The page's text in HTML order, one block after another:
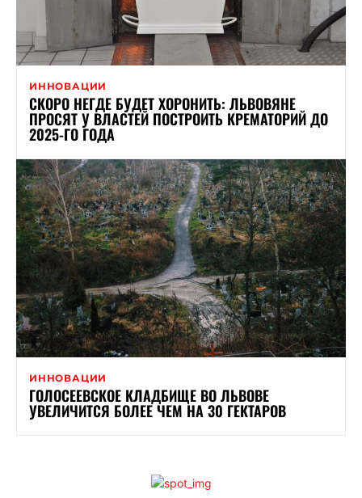
ИННОВАЦИИ
СКОРО НЕГДЕ БУДЕТ ХОРОНИТЬ: ЛЬВОВЯНЕ
ПРОСЯТ У ВЛАСТЕЙ ПОСТРОИТЬ КРЕМАТОРИЙ ДО
2025-ГО ГОДА
ИННОВАЦИИ
ГОЛОСЕЕВСКОЕ КЛАДБИЩЕ ВО ЛЬВОВЕ
УВЕЛИЧИТСЯ БОЛЕЕ ЧЕМ НА 30 ГЕКТАРОВ